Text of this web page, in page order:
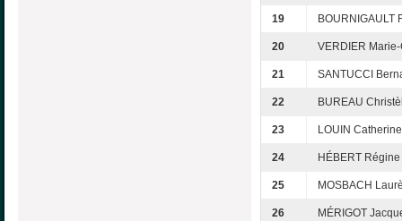
19 BOURNIGAULT
20 VERDIER
21 SANTUCCI
22 BUREAU
23 LOUIN Catherine
24 HÉBERT Régine
25 MOSBACH
26 MÉRIGOT